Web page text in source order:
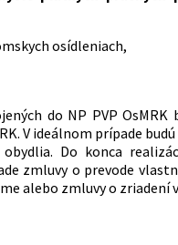
osídleniach,
do NP PVP OsMRK
V ideálnom prípade
Do konca
zmluvy o prevode
alebo zmluvy o zriadení